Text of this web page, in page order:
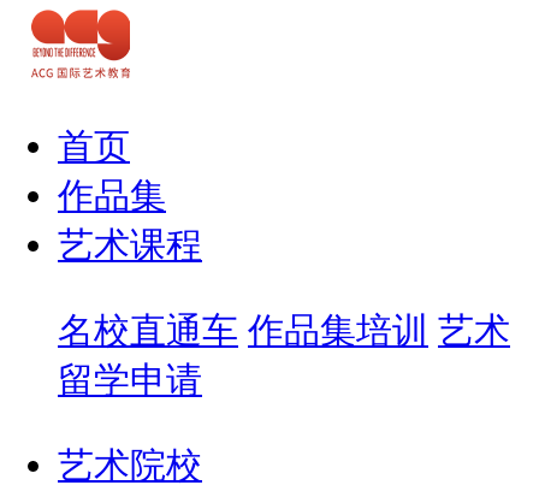
首页
作品集
艺术课程
名校直通车 作品集培训 艺术
留学申请
艺术院校